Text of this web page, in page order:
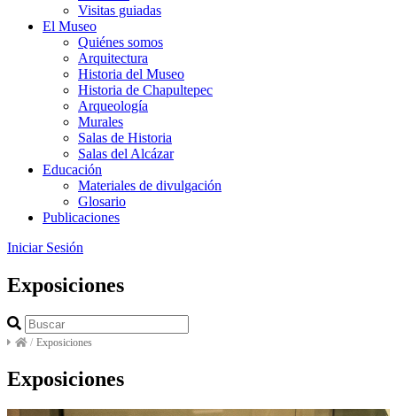
Visitas guiadas
El Museo
Quiénes somos
Arquitectura
Historia del Museo
Historia de Chapultepec
Arqueología
Murales
Salas de Historia
Salas del Alcázar
Educación
Materiales de divulgación
Glosario
Publicaciones
Iniciar Sesión
Exposiciones
/ Exposiciones
Exposiciones